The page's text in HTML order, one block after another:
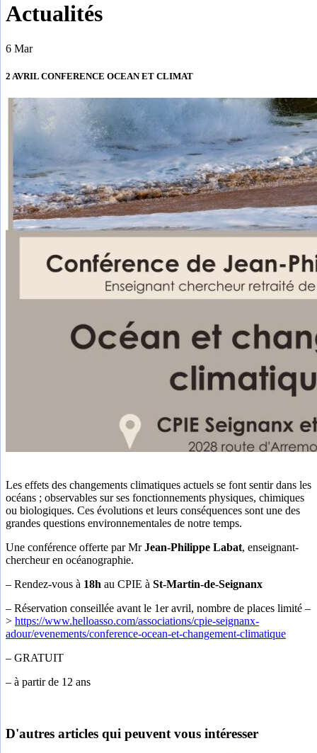
Actualités
6 Mar
2 AVRIL CONFERENCE OCEAN ET CLIMAT
Les effets des changements climatiques actuels se font sentir dans les
océans ; observables sur ses fonctionnements physiques, chimiques
ou biologiques. Ces évolutions et leurs conséquences sont une des
grandes questions environnementales de notre temps.
Une conférence offerte par MrJean-Philippe Labat, enseignant-
chercheur en océanographie.
– Rendez-vous à 18h au CPIE à St-Martin-de-Seignanx
– Réservation conseillée avant le 1er avril, nombre de places limité –
> https://www.helloasso.com/associations/cpie-seignanx-
adour/evenements/conference-ocean-et-changement-climatique
– GRATUIT
– à partir de 12 ans
D'autres articles qui peuvent vous intéresser